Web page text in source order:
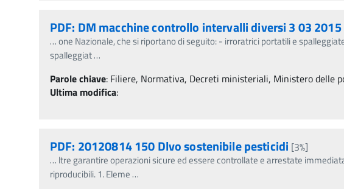
PDF: DM macchine controllo intervalli diversi 3 03 2015
…one Nazionale, che si riportano di seguito: - irroratrici portatili e
spalleggiat…
Parole chiave: Filiere, Normativa, Decreti ministeriali, Ministero delle
Ultima modifica:
PDF: 20120814 150 Dlvo sostenibile pesticidi [3%]
… ltre garantire operazioni sicure ed essere controllate e arrestate
riproducibili. 1. Eleme…